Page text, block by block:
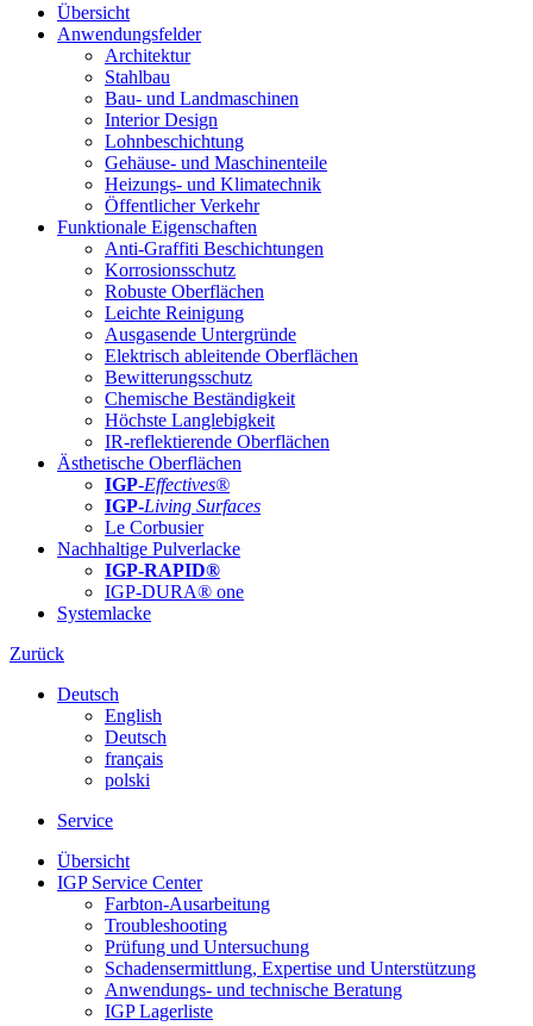
Übersicht
Anwendungsfelder
Architektur
Stahlbau
Bau- und Landmaschinen
Interior Design
Lohnbeschichtung
Gehäuse- und Maschinenteile
Heizungs- und Klimatechnik
Öffentlicher Verkehr
Funktionale Eigenschaften
Anti-Graffiti Beschichtungen
Korrosionsschutz
Robuste Oberflächen
Leichte Reinigung
Ausgasende Untergründe
Elektrisch ableitende Oberflächen
Bewitterungsschutz
Chemische Beständigkeit
Höchste Langlebigkeit
IR-reflektierende Oberflächen
Ästhetische Oberflächen
IGP-Effectives®
IGP-Living Surfaces
Le Corbusier
Nachhaltige Pulverlacke
IGP-RAPID®
IGP-DURA® one
Systemlacke
Zurück
Deutsch
English
Deutsch
français
polski
Service
Übersicht
IGP Service Center
Farbton-Ausarbeitung
Troubleshooting
Prüfung und Untersuchung
Schadensermittlung, Expertise und Unterstützung
Anwendungs- und technische Beratung
IGP Lagerliste